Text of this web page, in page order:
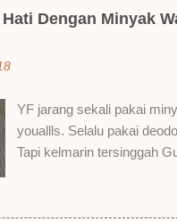
atas, Cornflakes Madu,
Rose Makmur Setelah
suka tu boleh adjust. Don't
dengan yang elok dulu lah
Ringan gila tekstur dia bila
Lembut plak jadinya bibir
Hati Dengan Minyak
YF jarang sekali pakai
youallls. Selalu pakai
Tapi kelmarin tersinggah
dalam Guardian,
Syahirah ni. Kebetulan